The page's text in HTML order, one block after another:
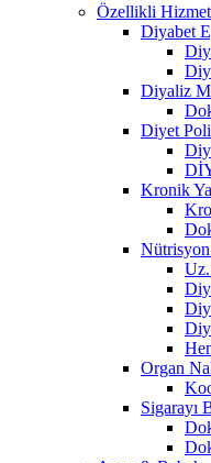
Özellikli
Diyabet
Diyaliz
Diyet
Kronik
Organ
Sigarayı